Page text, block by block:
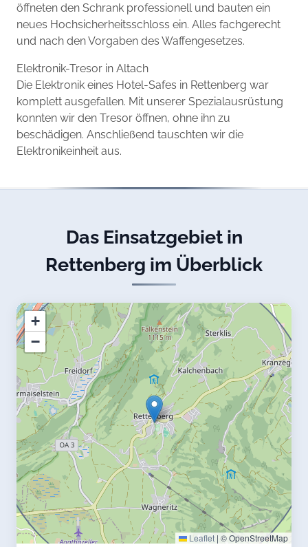
öffneten den Schrank professionell und bauten ein
neues Hochsicherheitsschloss ein. Alles fachgerecht
und nach den Vorgaben des Waffengesetzes.
Elektronik-Tresor in Altach
Die Elektronik eines Hotel-Safes in Rettenberg war
komplett ausgefallen. Mit unserer Spezialausrüstung
konnten wir den Tresor öffnen, ohne ihn zu
beschädigen. Anschließend tauschten wir die
Elektronikeinheit aus.
Das Einsatzgebiet in
Rettenberg im Überblick
+
−
Leaflet | © OpenStreetMap